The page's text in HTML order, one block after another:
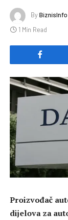
ByBiznisInfo
1 Min Read
Proizvođač
dijelova za